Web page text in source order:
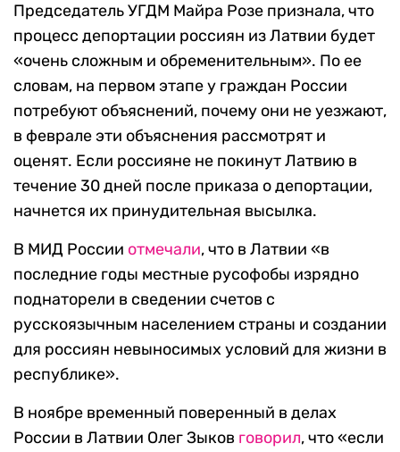
Председатель УГДМ Майра Розе признала, что
процесс депортации россиян из Латвии будет
«очень сложным и обременительным». По ее
словам, на первом этапе у граждан России
потребуют объяснений, почему они не уезжают,
в феврале эти объяснения рассмотрят и
оценят. Если россияне не покинут Латвию в
течение 30 дней после приказа о депортации,
начнется их принудительная высылка.
В МИД России отмечали, что в Латвии «в
последние годы местные русофобы изрядно
поднаторели в сведении счетов с
русскоязычным населением страны и создании
для россиян невыносимых условий для жизни в
республике».
В ноябре временный поверенный в делах
России в Латвии Олег Зыков говорил, что «если